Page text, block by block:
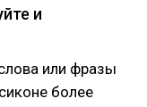
и
или фразы
более